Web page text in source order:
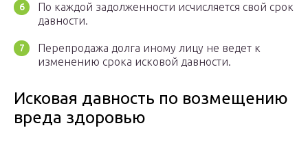
По каждой задолженности исчисляется свой срок
давности.
Перепродажа долга иному лицу не ведет к
изменению срока исковой давности.
Исковая давность по возмещению
вреда здоровью